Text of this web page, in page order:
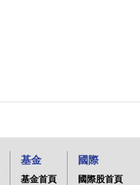
基金
基金首頁
國際
國際股首頁